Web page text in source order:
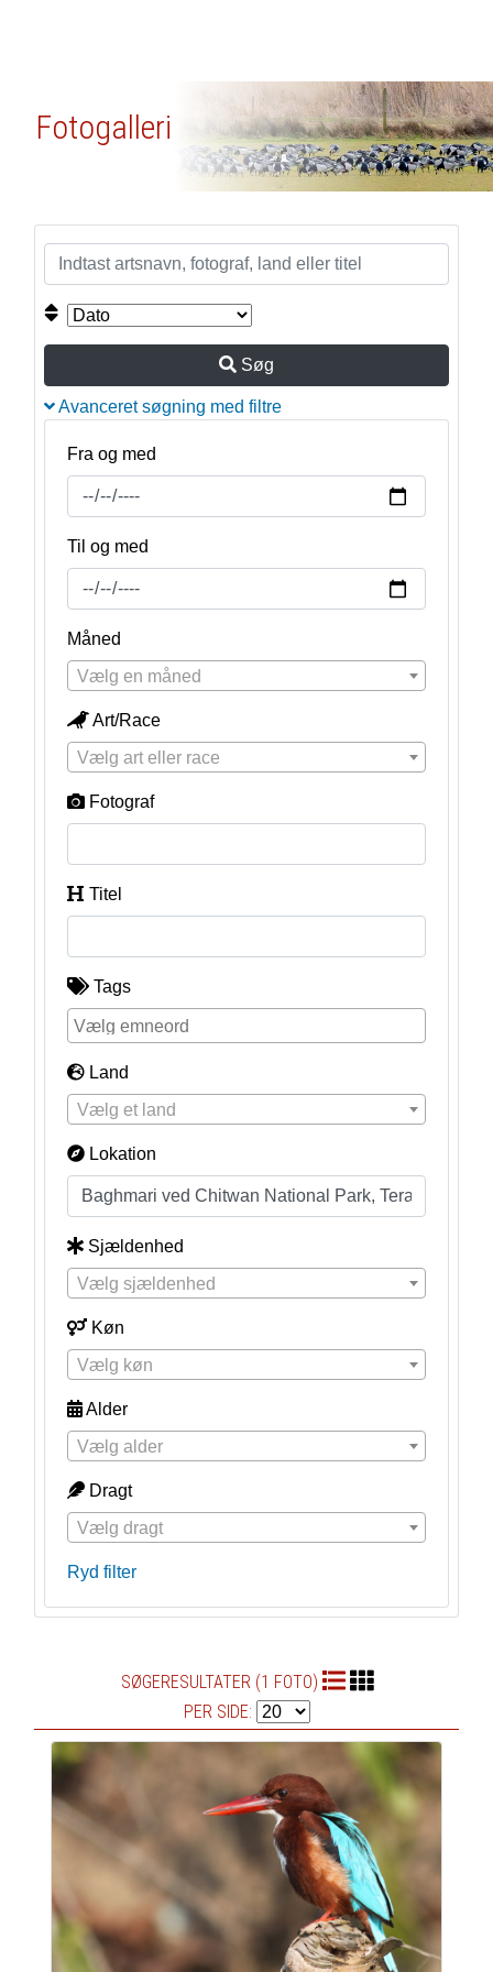
Fotogalleri
Søg
Avanceret søgning med filtre
Fra og med
Til og med
Måned
Vælg en måned
Art/Race
Vælg art eller race
Fotograf
Titel
Tags
Land
Vælg et land
Lokation
Sjældenhed
Vælg sjældenhed
Køn
Vælg køn
Alder
Vælg alder
Dragt
Vælg dragt
Ryd filter
SØGERESULTATER (1 FOTO)
PER SIDE: